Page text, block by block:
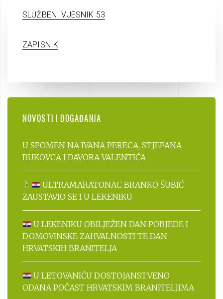
SLUŽBENI VJESNIK 53
ZAPISNIK
NOVOSTI I DOGAĐANJA
U SPOMEN NA IVANA PERECA, STJEPANA
BUKOVCA I DAVORA VALENTIĆA
ULTRAMARATONAC BRANKO ŠUBIĆ
ZAUSTAVIO SE I U LEKENIKU
U LEKENIKU OBILJEŽEN DAN POBJEDE I
DOMOVINSKE ZAHVALNOSTI TE DAN
HRVATSKIH BRANITELJA
U LETOVANIĆU DOSTOJANSTVENO
ODANA POČAST HRVATSKIM BRANITELJIMA